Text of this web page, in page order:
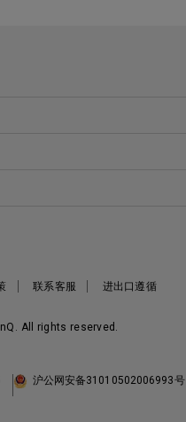
All rights reserved.
联系客服 进出口遵循
沪公网安备31010502006993号